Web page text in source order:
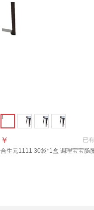
已有
￥
合生元1111 30袋*1盒 调理宝宝肠